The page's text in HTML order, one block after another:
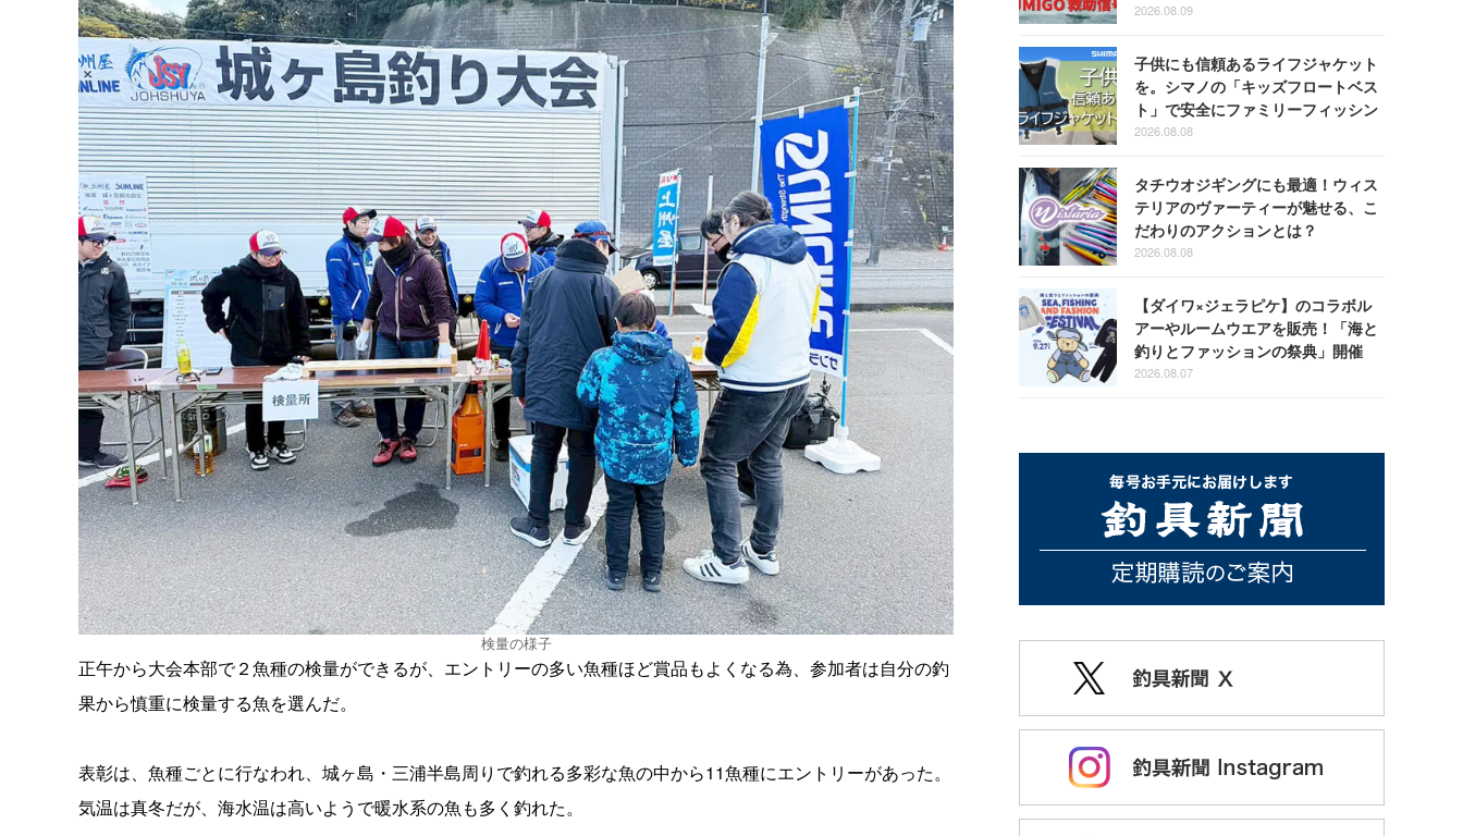
検量の様子
正午から大会本部で２魚種の検量ができるが、エントリーの多い魚種ほど賞品もよくなる為、参加者は自分の釣
果から慎重に検量する魚を選んだ。
表彰は、魚種ごとに行なわれ、城ヶ島・三浦半島周りで釣れる多彩な魚の中から11魚種にエントリーがあった。
気温は真冬だが、海水温は高いようで暖水系の魚も多く釣れた。
材
2026.08.09
子供にも信頼あるライフジャケット
を。シマノの「キッズフロートベス
ト」で安全にファミリーフィッシン
グを楽しもう！
2026.08.08
タチウオジギングにも最適！ウィス
テリアのヴァーティーが魅せる、こ
だわりのアクションとは？
2026.08.08
【ダイワ×ジェラピケ】のコラボル
アーやルームウエアを販売！「海と
釣りとファッションの祭典」開催
2026.08.07